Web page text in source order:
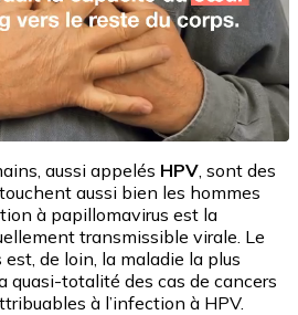
aussi appelés HPV, sont des
aussi bien les hommes
à papillomavirus est la
transmissible virale. Le
est, de loin, la maladie la plus
quasi-totalité des cas de cancers
à l’infection à HPV.